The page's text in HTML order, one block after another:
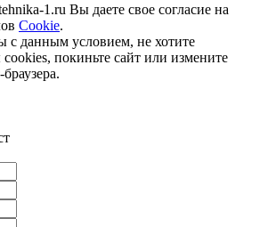
1.ru Вы даете свое согласие на
Cookie.
с данным условием, не хотите
покиньте сайт или измените